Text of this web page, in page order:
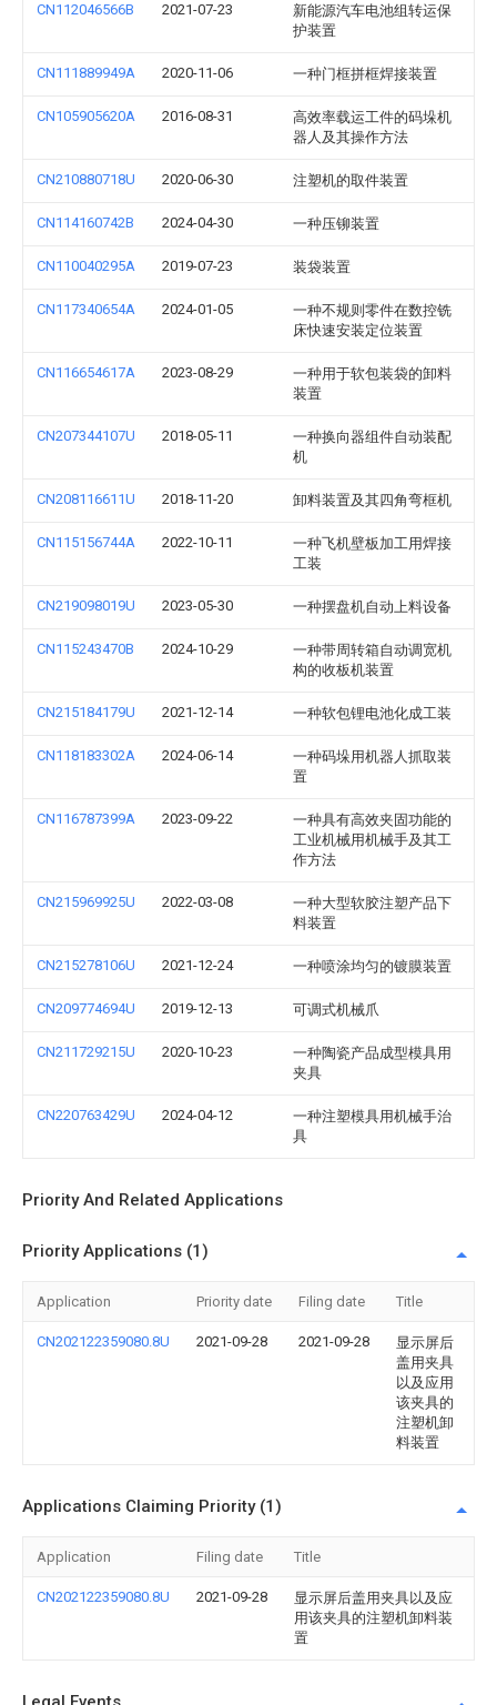
CN112046566B 2021-07-23
新能源汽车电池组转运保
护装置
CN111889949A 2020-11-06 一种门框拼框焊接装置
CN105905620A 2016-08-31
高效率载运工件的码垛机
器人及其操作方法
CN210880718U 2020-06-30 注塑机的取件装置
CN114160742B 2024-04-30 一种压铆装置
CN110040295A 2019-07-23 装袋装置
CN117340654A 2024-01-05
一种不规则零件在数控铣
床快速安装定位装置
CN116654617A 2023-08-29
一种用于软包装袋的卸料
装置
CN207344107U 2018-05-11
一种换向器组件自动装配
机
CN208116611U 2018-11-20 卸料装置及其四角弯框机
CN115156744A 2022-10-11
一种飞机壁板加工用焊接
工装
CN219098019U 2023-05-30 一种摆盘机自动上料设备
CN115243470B 2024-10-29
一种带周转箱自动调宽机
构的收板机装置
CN215184179U 2021-12-14 一种软包锂电池化成工装
CN118183302A 2024-06-14
一种码垛用机器人抓取装
置
CN116787399A 2023-09-22
一种具有高效夹固功能的
工业机械用机械手及其工
作方法
CN215969925U 2022-03-08
一种大型软胶注塑产品下
料装置
CN215278106U 2021-12-24 一种喷涂均匀的镀膜装置
CN209774694U 2019-12-13 可调式机械爪
CN211729215U 2020-10-23
一种陶瓷产品成型模具用
夹具
CN220763429U 2024-04-12
一种注塑模具用机械手治
具
Priority And Related Applications
Priority Applications (1)
Application Priority date Filing date Title
CN202122359080.8U 2021-09-28 2021-09-28
显示屏后
盖用夹具
以及应用
该夹具的
注塑机卸
料装置
Applications Claiming Priority (1)
Application Filing date Title
CN202122359080.8U 2021-09-28
显示屏后盖用夹具以及应
用该夹具的注塑机卸料装
置